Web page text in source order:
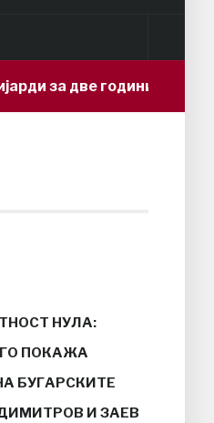
за две години
НУЛА:
ПОКАЖА
БУГАРСКИТЕ
И ЗАЕВ